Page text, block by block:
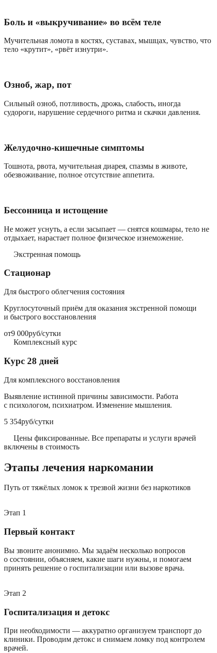
Боль и «выкручивание» во всём теле
Мучительная ломота в костях, суставах, мышцах, чувство, что
тело «крутит», «рвёт изнутри».
Озноб, жар, пот
Сильный озноб, потливость, дрожь, слабость, иногда
судороги, нарушение сердечного ритма и скачки давления.
Желудочно-кишечные симптомы
Тошнота, рвота, мучительная диарея, спазмы в животе,
обезвоживание, полное отсутствие аппетита.
Бессонница и истощение
Не может уснуть, а если засыпает — снятся кошмары, тело не
отдыхает, нарастает полное физическое изнеможение.
Экстренная помощь
Стационар
Для быстрого облегчения состояния
Круглосуточный приём для оказания экстренной помощи
и быстрого восстановления
от9 000руб/сутки
Комплексный курс
Курс 28 дней
Для комплексного восстановления
Выявление истинной причины зависимости. Работа
с психологом, психиатром. Изменение мышления.
5 354руб/сутки
Цены фиксированные. Все препараты и услуги врачей
включены в стоимость
Этапы лечения наркомании
Путь от тяжёлых ломок к трезвой жизни без наркотиков
Этап 1
Первый контакт
Вы звоните анонимно. Мы задаём несколько вопросов
о состоянии, объясняем, какие шаги нужны, и помогаем
принять решение о госпитализации или вызове врача.
Этап 2
Госпитализация и детокс
При необходимости — аккуратно организуем транспорт до
клиники. Проводим детокс и снимаем ломку под контролем
врачей.